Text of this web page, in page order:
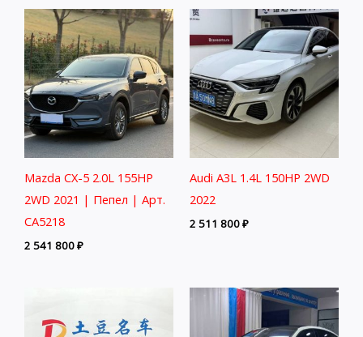
Mazda CX-5 2.0L 155HP
2WD 2021 | Пепел | Арт.
CA5218
2 541 800₽
Audi A3L 1.4L 150HP 2WD
2022
2 511 800₽